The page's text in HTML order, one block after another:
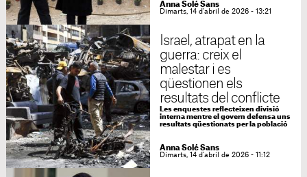
Anna Solé Sans
Dimarts, 14 d'abril de 2026 - 13:21
Israel, atrapat en la
guerra: creix el
malestar i es
qüestionen els
resultats del conflicte
Les enquestes reflecteixen divisió
interna mentre el govern defensa uns
resultats qüestionats per la població
Anna Solé Sans
Dimarts, 14 d'abril de 2026 - 11:12